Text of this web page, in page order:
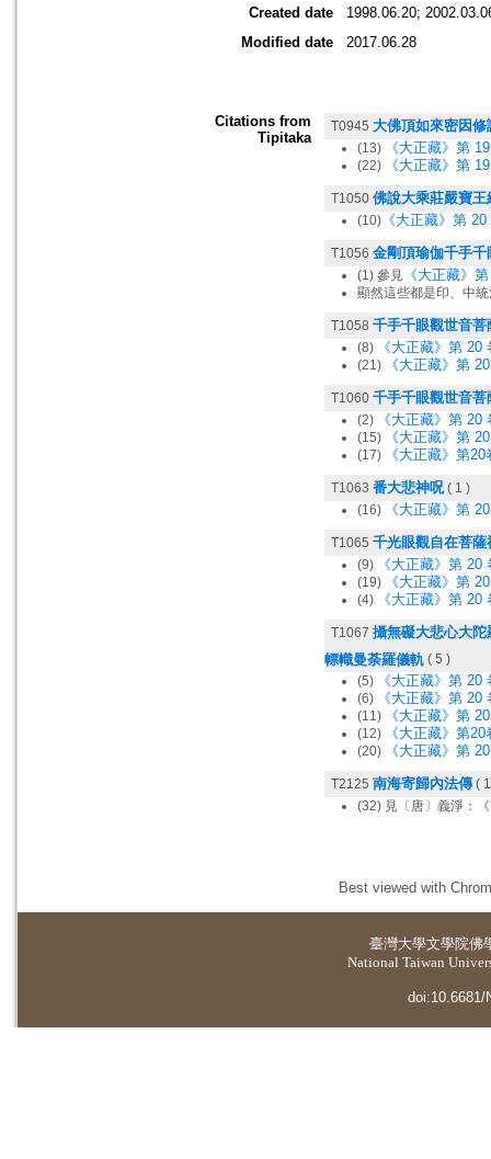
Created date
1998.06.20;
Modified date
2017.06.28
Citations from
Tipitaka
T0945 大佛頂如來密因
(13) 《大正藏》第
(22) 《大正藏》第
T1050 佛說大乘莊嚴寶王
(10) 《大正藏》第
T1056 金剛頂瑜伽千手
(1) 參見 《大正藏》
顯然這些都是印、中
T1058 千手千眼觀世音
(8) 《大正藏》第 20
(21) 《大正藏》第
T1060 千手千眼觀世音
(2) 《大正藏》第
(15) 《大正藏》第
(17) 《大正藏》第
T1063 番大悲神呪( 1 )
(16)
《大正藏》第
T1065 千光眼觀自在菩薩
(9) 《大正藏》第
(19) 《大正藏》第
(4) 《大正藏》第
T1067 攝無礙大悲心大
幖幟曼荼羅儀軌 ( 5 )
(5)
《大正藏》第 20
(6) 《大正藏》第
(11) 《大正藏》第
(12) 《大正藏》第
(20) 《大正藏》第
T2125 南海寄歸內法傳 (
(32) 見〔唐〕義淨：
Best viewed with
臺灣大學文學院佛
National Taiwan
doi:10.6681/